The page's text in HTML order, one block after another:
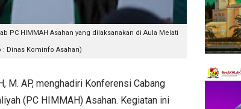
PC HIMMAH Asahan yang dilaksanakan di Aula Melati
: Dinas Kominfo Asahan)
M. AP, menghadiri Konferensi Cabang
(PC HIMMAH) Asahan. Kegiatan ini